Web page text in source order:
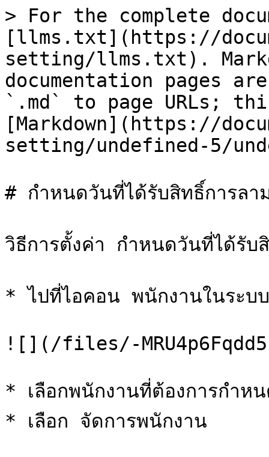
> For the complete
[llms.txt](https://
setting/llms.txt).
documentation pages
`.md` to page URLs;
[Markdown](https://
setting/undefined-5/
# กำหนดวันที่ได้รับสิทธิ์การลา
วิธีการตั้งค่า กำหนดวันที่ได้รับ
* ไปที่ไอคอน พนักงานในระบบ
![](/files/-
* เลือกพนักงานที่ต้องการกำห
* เลือก จัดการพนักงาน